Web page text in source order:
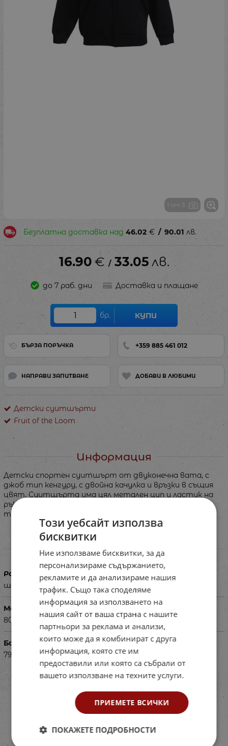
1 от 3
Безплатна доставка над 46.02 € / 90.01 лв.
16.90 € / 33.05 лв.
до 7 раб. дни Доставка и плащане
бр. КУПИ
БЪРЗА ПОРЪЧКА +359 885 461 012
НАПРАВИ ЗАПИТВАНЕ ДОБАВИ В ЛЮБИМИ
Детски суитшърти
Fruit of the Loom
Информация
Детски спортен суитшърт от двуконечна вата, с
джоб тип кенгуру, с двойна качулка и връзки в същия
цвят. Суитшърта има цял метален цип и ластик на
ръкавите и талията . Подходящ за спорт или
тренировка в свободното време.
Характеристики
Размери в см
ширина 43.5 / дължина 55
Материал
80% памук, 20% полиестер, плътност - 280гр./м2
Баркод (ISBN, UPC, др.)
7913ID502-36-7-8
Този уебсайт използва
бисквитки
Ние използваме бисквитки, за да
персонализираме съдържанието,
рекламите и да анализираме нашия
трафик. Също така споделяме
информация за използването на
нашия сайт от ваша страна с нашите
партньори за реклама и анализи,
които може да я комбинират с друга
информация, която сте им
предоставили или която са събрали от
вашето използване на техните услуги.
ПРИЕМЕТЕ ВСИЧКИ
ПОКАЖЕТЕ ПОДРОБНОСТИ